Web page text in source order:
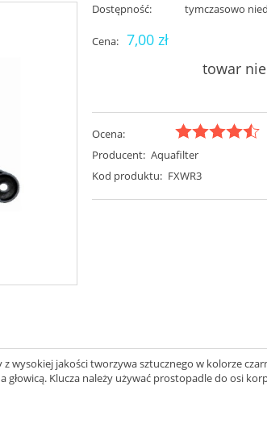
Dostępność: tymczasowo
Cena: 7,00 zł
towar
Ocena:
Producent: Aquafilter
Kod produktu: FXWR3
wysokiej jakości tworzywa sztucznego w kolorze
Klucza należy używać prostopadle do osi